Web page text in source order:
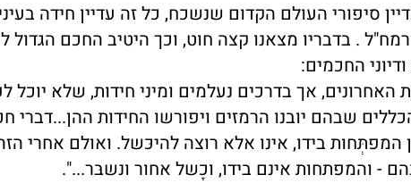
סיפורי העולם הקדום שנשכח, כל זה עדיין חידה
. בדבריו מצאנו קצה חוט, וכך היטיב החכם הגדול
החכמים:
האחרונים, אך בדרכים נעלמים ומיני חידות, שלא יוכל
שבהם יובנו הרמזים ויפורשו החידות ההן...דברי
המפתְּחות בידו, אינו אלא רוצה להיכּשל. ואולם אחרי
- והמפתחות אינם בידו, וכָשל אחור ונשבּר...".